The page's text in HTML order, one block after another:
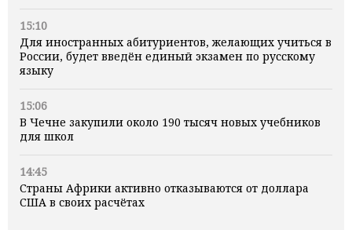
15:10
Для иностранных абитуриентов, желающих учиться в
России, будет введён единый экзамен по русскому
языку
15:06
В Чечне закупили около 190 тысяч новых учебников
для школ
14:45
Страны Африки активно отказываются от доллара
США в своих расчётах